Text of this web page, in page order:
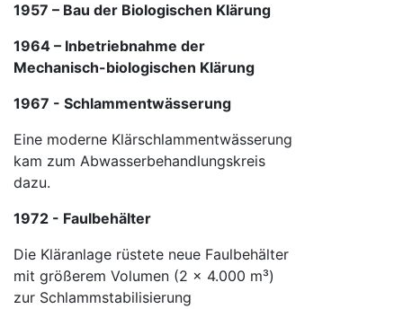
1957 – Bau der Biologischen Klärung
1964 – Inbetriebnahme der
Mechanisch-biologischen Klärung
1967 - Schlammentwässerung
Eine moderne Klärschlammentwässerung
kam zum Abwasserbehandlungskreis
dazu.
1972 - Faulbehälter
Die Kläranlage rüstete neue Faulbehälter
mit größerem Volumen (2 x 4.000 m³)
zur Schlammstabilisierung